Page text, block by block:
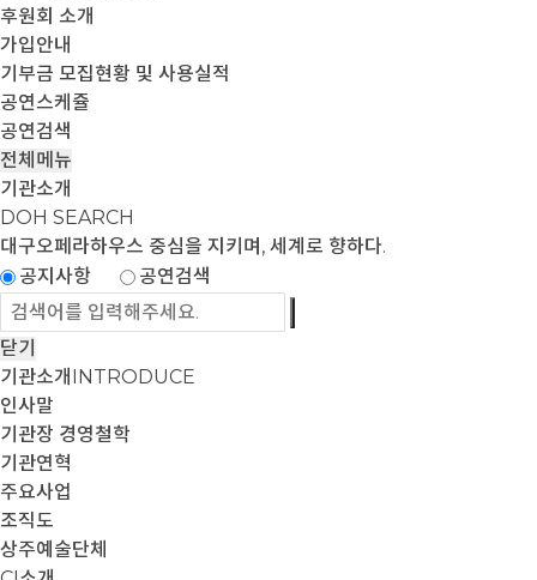
후원회 소개
가입안내
기부금 모집현황 및 사용실적
공연스케쥴
공연검색
전체메뉴
기관소개
DOH SEARCH
대구오페라하우스 중심을 지키며, 세계로 향하다.
공지사항
공연검색
닫기
기관소개 INTRODUCE
인사말
기관장 경영철학
기관연혁
주요사업
조직도
상주예술단체